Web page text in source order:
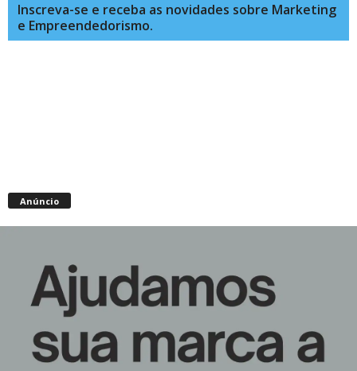
Inscreva-se e receba as novidades sobre Marketing
e Empreendedorismo.
Anúncio